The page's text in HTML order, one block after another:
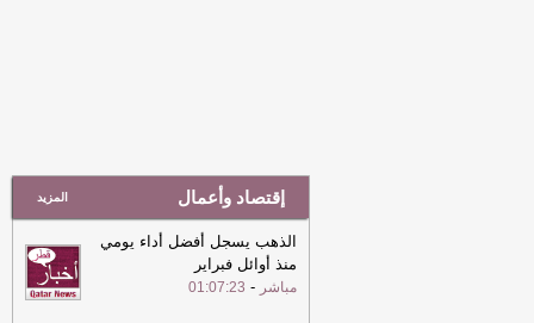
إقتصاد وأعمال المزيد
الذهب يسجل أفضل أداء يومي
منذ أوائل فبراير
مباشر -
01:07:23